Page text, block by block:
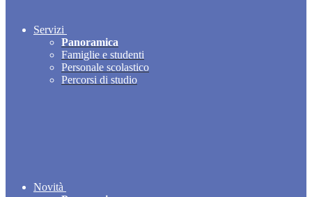
Servizi
Panoramica
Famiglie e studenti
Personale scolastico
Percorsi di studio
Novità